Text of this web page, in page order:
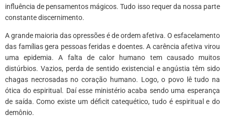
influência de pensamentos mágicos. Tudo isso requer da nossa parte
constante discernimento.
A grande maioria das opressões é de ordem afetiva. O esfacelamento
das famílias gera pessoas feridas e doentes. A carência afetiva virou
uma epidemia. A falta de calor humano tem causado muitos
distúrbios. Vazios, perda de sentido existencial e angústia têm sido
chagas necrosadas no coração humano. Logo, o povo lê tudo na
ótica do espiritual. Daí esse ministério acaba sendo uma esperança
de saída. Como existe um déficit catequético, tudo é espiritual e do
demônio.